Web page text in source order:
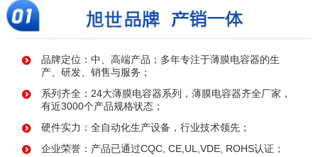
品牌定位：中、高端产品；多年专注于薄膜电容器的生
产、研发、销售与服务；
系列齐全：24大薄膜电容器系列，薄膜电容器齐全厂家，
有近3000个产品规格状态；
硬件实力：全自动化生产设备，行业技术领先；
企业荣誉：产品已通过CQC, CE,UL,VDE, ROHS认证；